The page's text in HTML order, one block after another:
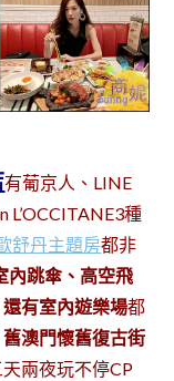
有葡京人、LINE
L’OCCITANE3種
舒丹主題房都非
內跳傘、高空飛
有室內遊樂場都
澳門懷舊復古街
兩夜玩不停CP